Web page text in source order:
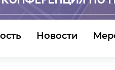
Новости